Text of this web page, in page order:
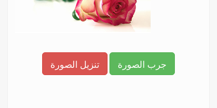
تنزيل الصورة جرب الصورة